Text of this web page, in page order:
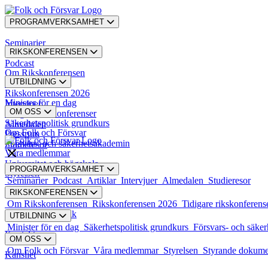
PROGRAMVERKSAMHET
Seminarier
Podcast
Artiklar
Intervjuer
Almedalen
Studieresor
RIKSKONFERENSEN
Om Rikskonferensen
Rikskonferensen 2026
Tidigare rikskonferenser
Pressrum
UTBILDNING
Minister för en dag
Säkerhetspolitisk grundkurs
Försvars- och säkerhetsakademin
Universitet och högskola
OM OSS
Om Folk och Försvar
Våra medlemmar
Styrelsen
Styrande dokument
Karriär och praktik
Kontakt
Kansliet
PROGRAMVERKSAMHET
Seminarier Podcast Artiklar Intervjuer Almedalen Studieresor
RIKSKONFERENSEN
Om Rikskonferensen Rikskonferensen 2026 Tidigare
UTBILDNING
Minister för en dag Säkerhetspolitisk grundkurs Försvars- och
OM OSS
Om Folk och Försvar Våra medlemmar Styrelsen Styrande